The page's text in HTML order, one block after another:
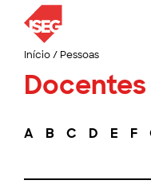
Início/ Pessoas
Docentes
A B C D E F